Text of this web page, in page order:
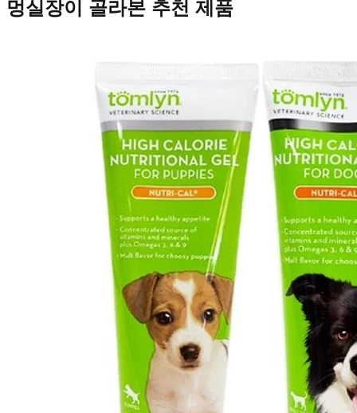
멍실장이 골라본 추천 제품